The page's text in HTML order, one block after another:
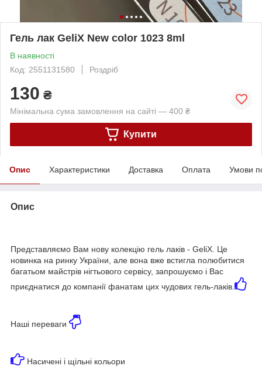
Гель лак GeliX New color 1023 8ml
В наявності
Код: 2551131580
Роздріб
130 ₴
Мінімальна сума замовлення на сайті — 400 ₴
Купити
Опис Характеристики Доставка Оплата Умови
Опис
Представляємо Вам нову колекцію гель лаків - GeliX. Це
новинка на ринку України, але вона вже встигла полюбитися
багатьом майстрів нігтьового сервісу, запрошуємо і Вас
приєднатися до компанії фанатам цих чудових гель-лаків.
Наші переваги
Насичені і щільні кольори